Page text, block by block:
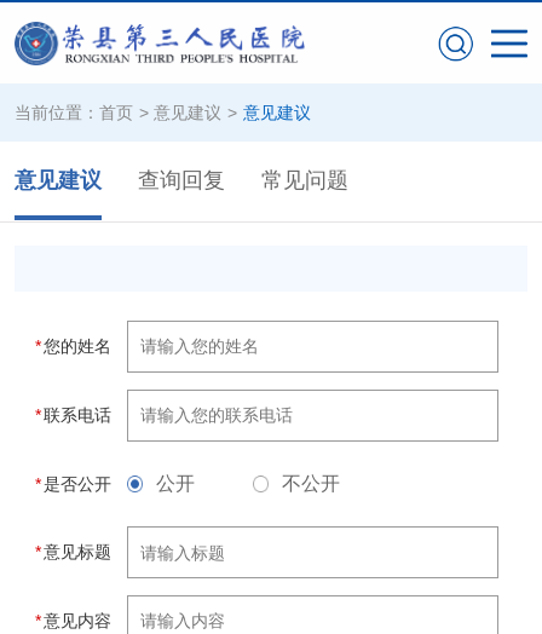
当前位置： 首页 > 意见建议 > 意见建议
意见建议 查询回复 常见问题
*您的姓名
*联系电话
*是否公开 公开 不公开
*意见标题
*意见内容